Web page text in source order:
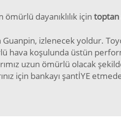
ömürlü dayanıklılık için toptan
Guanpin, izlenecek yoldur.
hava koşulunda üstün
uzun ömürlü olacak şekilde
için bankayı şantİYE